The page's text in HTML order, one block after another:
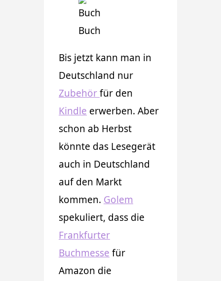
Buch
Bis jetzt kann man in
Deutschland nur
Zubehörfür den
Kindle erwerben. Aber
schon ab Herbst
könnte das Lesegerät
auch in Deutschland
auf den Markt
kommen. Golem
spekuliert, dass die
Frankfurter
Buchmesse für
Amazon die